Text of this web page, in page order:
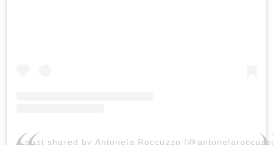
A post shared by Antonela Roccuzzo